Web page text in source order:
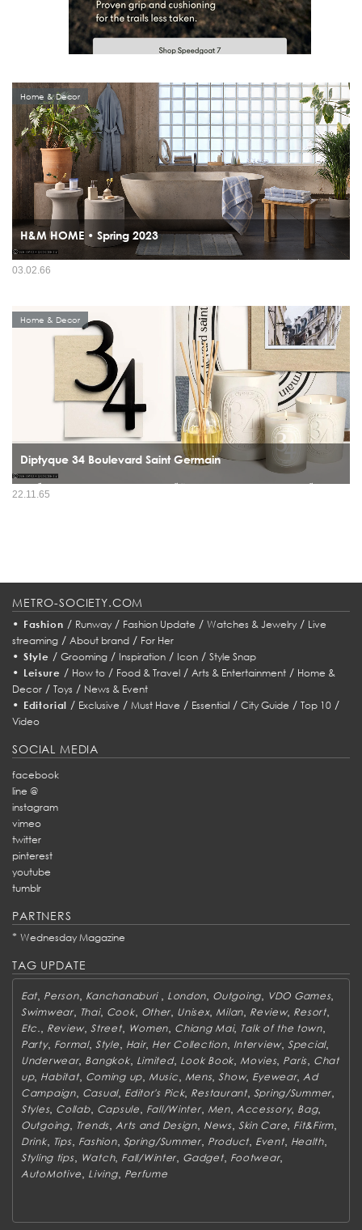
H&M HOME • Spring 2023
H&M HOME ประจำฤดูกาล Spring 2023 ต้อนรับช่วงเวลาแห่งความสดใสที่กำลังจะมา
Home & Decor
03.02.66
Diptyque 34 Boulevard Saint Germain
ด้วยช่ือ สปิริต และจิตวิญญาณ จากสถานท่ีตั้ง แห่งแรกของร้าน diptyque เลขท่ี 34
Home & Decor
22.11.65
METRO-SOCIETY.COM
• Fashion / Runway/ Fashion Update / Watches & Jewelry/ Live
streaming / About brand / For Her
• Style / Grooming/ Inspiration/ Icon/ Style Snap
• Leisure / How to/ Food & Travel/ Arts & Entertainment/ Home &
Decor / Toys / News & Event
• Editorial / Exclusive /Must Have / Essential /City Guide /Top 10 /
Video
SOCIAL MEDIA
facebook
line @
instagram
vimeo
twitter
pinterest
youtube
tumblr
PARTNERS
* Wednesday Magazine
TAG UPDATE
Eat Person, Kanchanaburi London Outgoing, VDO Games,
Swimwear, Thai, Cook, Other Unisex, Milan Review, Resort,
Etc. Review,Street, Women Chiang Mai, Talk of the town,
Party, Formal, Style Hair, Her Collection, Interview,Special,
Underwear, Bangkok, Limited, Look Book Movies, Paris Chat
up, Habitat, Coming up, Music Mens,Show, Eyewear, Ad
Campaign, Casual, Editor's Pick, Restaurant, Spring/Summer
Styles, Collab, Capsule Fall/Winter, Men, Accessory, Bag,
Outgoing, Trends Arts and Design, News, Skin Care Fit&Firm
Drink, Tips, Fashion, Spring/Summer, Product, Event, Health,
Styling tips, Watch, Fall/Winter Gadget, Footwear,
AutoMotive Living, Perfume